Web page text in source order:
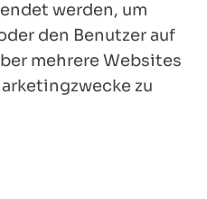
werden, um
den Benutzer auf
mehrere Websites
zu